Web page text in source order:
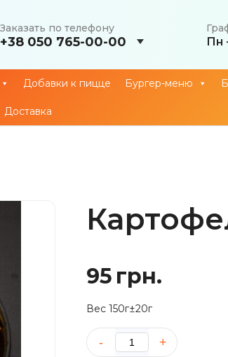
Заказать по телефону
+38 050 765-00-00 Пн
Добавки к пицце Бургер-меню
Доставка
95 грн.
Вес 150г±20г
Количество